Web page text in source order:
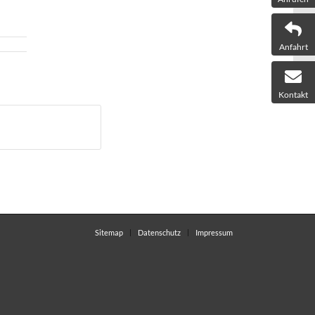
Sitemap Datenschutz Impressum
Anfahrt
Kontakt